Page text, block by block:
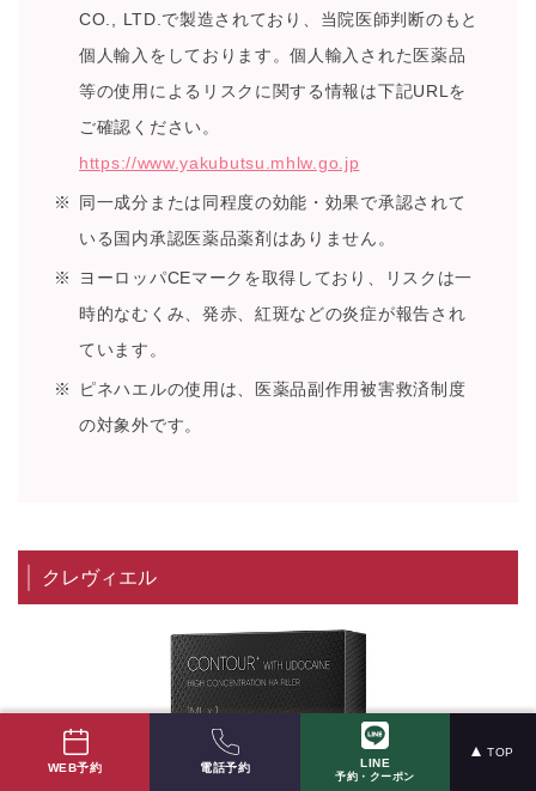
CO., LTD.で製造されており、当院医師判断のもと
個人輸入をしております。個人輸入された医薬品
等の使用によるリスクに関する情報は下記URLを
ご確認ください。
https://www.yakubutsu.mhlw.go.jp
同一成分または同程度の効能・効果で承認されて
いる国内承認医薬品薬剤はありません。
ヨーロッパCEマークを取得しており、リスクは一
時的なむくみ、発赤、紅斑などの炎症が報告され
ています。
ピネハエルの使用は、医薬品副作用被害救済制度
の対象外です。
クレヴィエル
WEB予約 電話予約 LINE
予約・クーポン
TOP